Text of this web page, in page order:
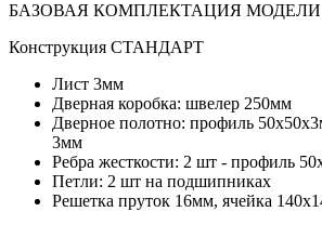
БАЗОВАЯ КОМПЛЕКТАЦИЯ МОДЕЛИ
Конструкция СТАНДАРТ
Лист 3мм
Дверная коробка: швелер 250мм
Дверное полотно: профиль
3мм
Ребра жесткости: 2 шт - профиль
Петли: 2 шт на подшипниках
Решетка пруток 16мм, ячейка